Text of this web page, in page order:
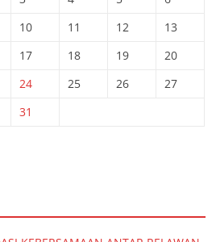
10 11 12
13
17 18 19
20
24 25 26
27
31